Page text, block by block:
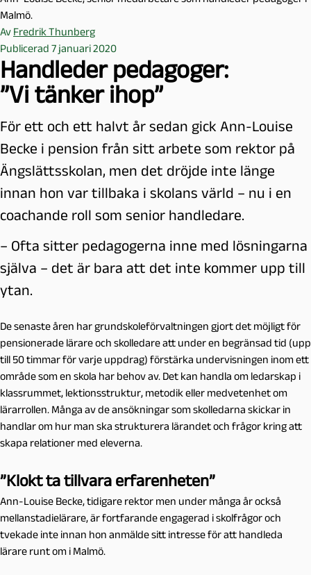
Malmö.
Av Fredrik Thunberg
Publicerad 7 januari 2020
Handleder pedagoger:
”Vi tänker ihop”
För ett och ett halvt år sedan gick Ann-Louise
Becke i pension från sitt arbete som rektor på
Ängslättsskolan, men det dröjde inte länge
innan hon var tillbaka i skolans värld – nu i en
coachande roll som senior handledare.
– Ofta sitter pedagogerna inne med lösningarna
själva – det är bara att det inte kommer upp till
ytan.
De senaste åren har grundskoleförvaltningen gjort det möjligt för
pensionerade lärare och skolledare att under en begränsad tid (upp
till 50 timmar för varje uppdrag) förstärka undervisningen inom ett
område som en skola har behov av. Det kan handla om ledarskap i
klassrummet, lektionsstruktur, metodik eller medvetenhet om
lärarrollen. Många av de ansökningar som skolledarna skickar in
handlar om hur man ska strukturera lärandet och frågor kring att
skapa relationer med eleverna.
”Klokt ta tillvara erfarenheten”
Ann-Louise Becke, tidigare rektor men under många år också
mellanstadielärare, är fortfarande engagerad i skolfrågor och
tvekade inte innan hon anmälde sitt intresse för att handleda
lärare runt om i Malmö.